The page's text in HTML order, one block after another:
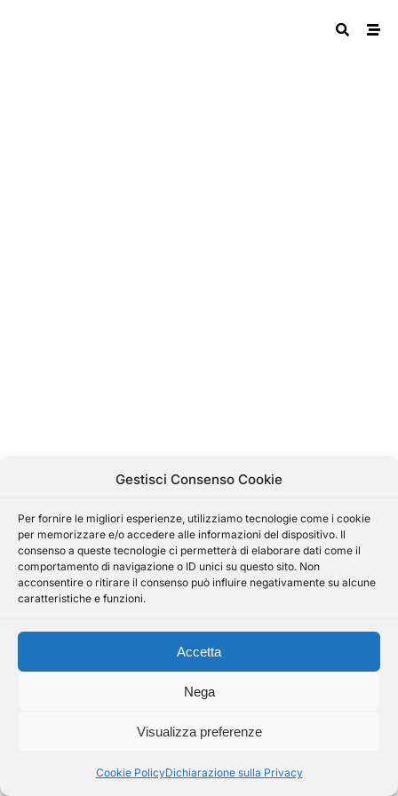
Gestisci Consenso Cookie
Per fornire le migliori esperienze, utilizziamo tecnologie come i cookie
per memorizzare e/o accedere alle informazioni del dispositivo. Il
consenso a queste tecnologie ci permetterà di elaborare dati come il
comportamento di navigazione o ID unici su questo sito. Non
acconsentire o ritirare il consenso può influire negativamente su alcune
caratteristiche e funzioni.
Accetta
Nega
Visualizza preferenze
Cookie PolicyDichiarazione sulla Privacy